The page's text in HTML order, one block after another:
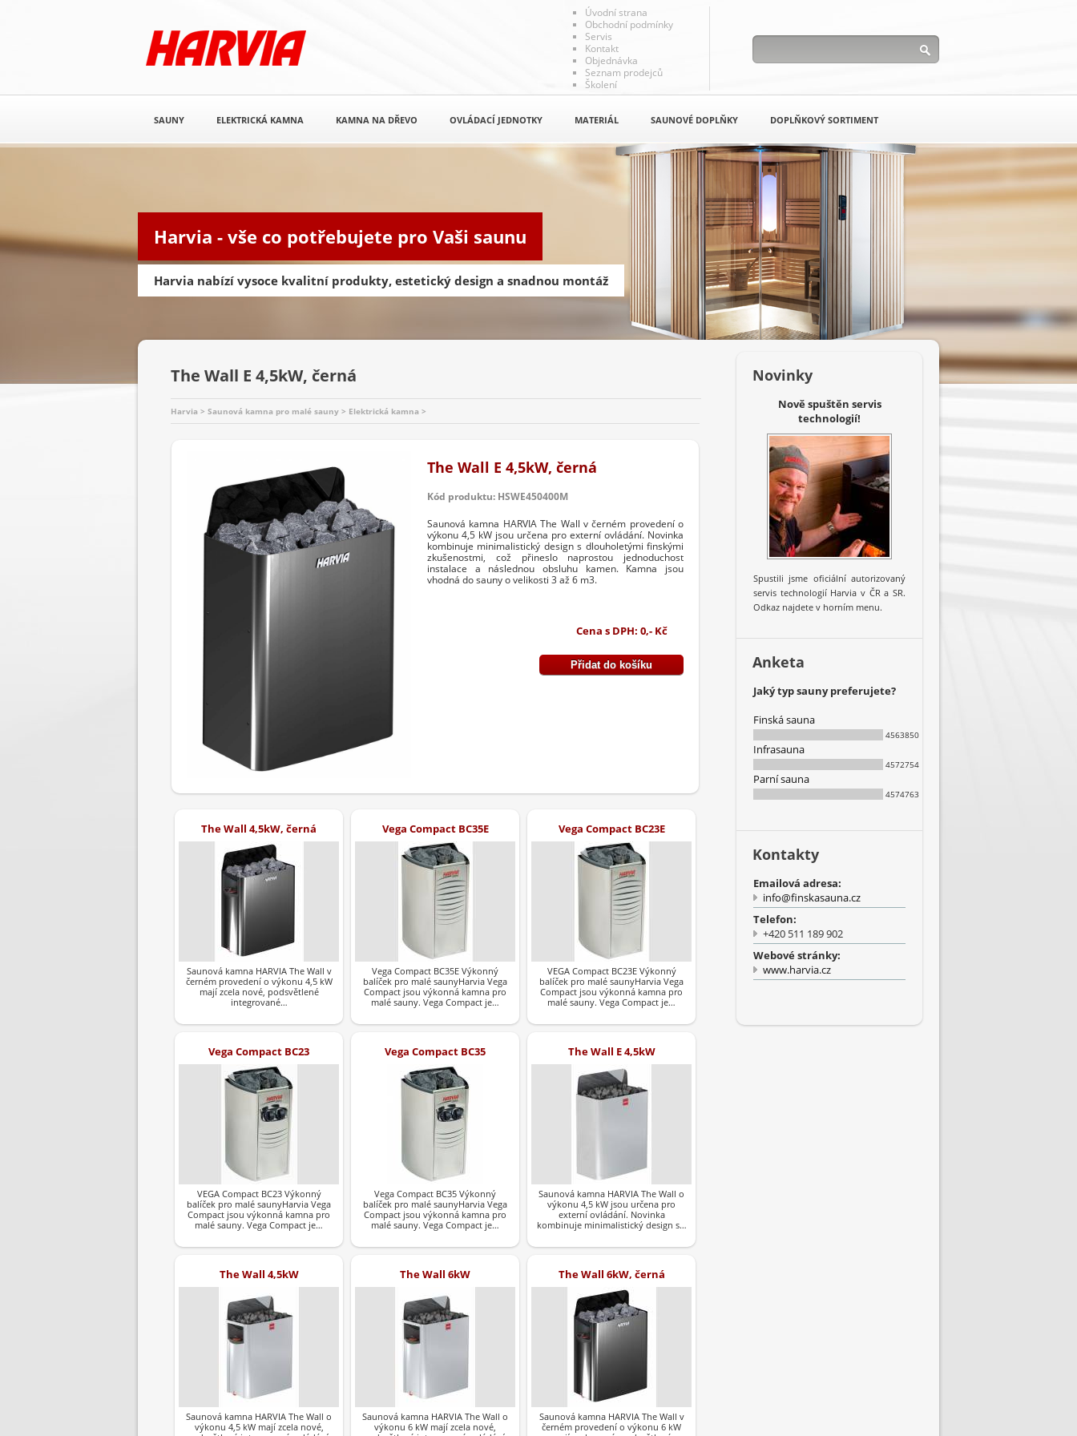
Harvia - vše co potřebujete pro Vaši saunu
Harvia nabízí vysoce kvalitní produkty, estetický design a snadnou montáž
Úvodní strana
Obchodní podmínky
Servis
Kontakt
Objednávka
Seznam prodejců
Školení
SAUNY ELEKTRICKÁ KAMNA KAMNA NA DŘEVO OVLÁDACÍ JEDNOTKY MATERIÁL SAUNOVÉ DOPLŇKY DOPLŇKOVÝ SORTIMENT
The Wall E 4,5kW, černá
Harvia > Saunová kamna pro malé sauny > Elektrická kamna >
The Wall E 4,5kW, černá
Kód produktu: HSWE450400M
Saunová kamna HARVIA The Wall v černém provedení o
výkonu 4,5 kW jsou určena pro externí ovládání. Novinka
kombinuje minimalistický design s dlouholetými finskými
zkušenostmi, což přineslo naprostou jednoduchost
instalace a následnou obsluhu kamen. Kamna jsou
vhodná do sauny o velikosti 3 až 6 m3.
Cena s DPH: 0,- Kč
The Wall 4,5kW, černá
Saunová kamna HARVIA The Wall v
černém provedení o výkonu 4,5 kW
mají zcela nové, podsvětlené
integrované…
Vega Compact BC35E
Vega Compact BC35E Výkonný
balíček pro malé saunyHarvia Vega
Compact jsou výkonná kamna pro
malé sauny. Vega Compact je…
Vega Compact BC23E
VEGA Compact BC23E Výkonný
balíček pro malé saunyHarvia Vega
Compact jsou výkonná kamna pro
malé sauny. Vega Compact je…
Vega Compact BC23
VEGA Compact BC23 Výkonný
balíček pro malé saunyHarvia Vega
Compact jsou výkonná kamna pro
malé sauny. Vega Compact je…
Vega Compact BC35
Vega Compact BC35 Výkonný
balíček pro malé saunyHarvia Vega
Compact jsou výkonná kamna pro
malé sauny. Vega Compact je…
The Wall E 4,5kW
Saunová kamna HARVIA The Wall o
výkonu 4,5 kW jsou určena pro
externí ovládání. Novinka
kombinuje minimalistický design s…
The Wall 4,5kW
Saunová kamna HARVIA The Wall o
výkonu 4,5 kW mají zcela nové,
The Wall 6kW
Saunová kamna HARVIA The Wall o
výkonu 6 kW mají zcela nové,
The Wall 6kW, černá
Saunová kamna HARVIA The Wall v
černém provedení o výkonu 6 kW
Novinky
Nově spuštěn servis
technologií!
Spustili jsme oficiální autorizovaný
servis technologií Harvia v ČR a SR.
Odkaz najdete v horním menu.
Anketa
Jaký typ sauny preferujete?
Finská sauna
4563850
Infrasauna
4572754
Parní sauna
4574763
Kontakty
Emailová adresa:
info@finskasauna.cz
Telefon:
+420 511 189 902
Webové stránky:
www.harvia.cz